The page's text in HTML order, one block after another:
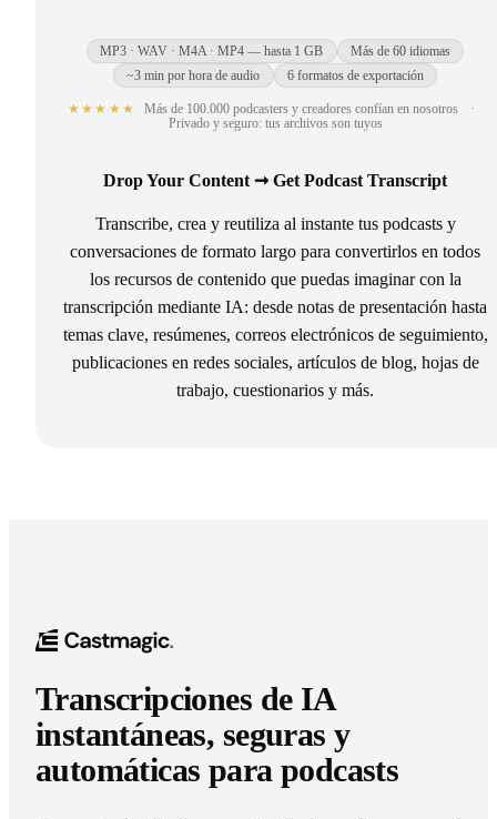
MP3 · WAV · M4A · MP4 — hasta 1 GB
Más de 60 idiomas
~3 min por hora de audio
6 formatos de exportación
★★★★★ Más de 100.000 podcasters y creadores confían en nosotros
·
Privado y seguro: tus archivos son tuyos
Drop Your Content ➞ Get Podcast Transcript
Transcribe, crea y reutiliza al instante tus podcasts y
conversaciones de formato largo para convertirlos en todos
los recursos de contenido que puedas imaginar con la
transcripción mediante IA: desde notas de presentación hasta
temas clave, resúmenes, correos electrónicos de seguimiento,
publicaciones en redes sociales, artículos de blog, hojas de
trabajo, cuestionarios y más.
Transcripciones de IA
instantáneas, seguras y
automáticas para podcasts